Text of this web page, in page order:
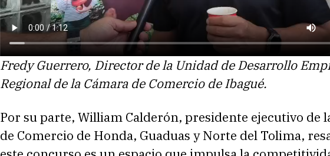
Fredy Guerrero, Director de la Unidad de Desarrollo
Regional de la Cámara de Comercio de Ibagué.
Por su parte, William Calderón, presidente ejecutivo de
de Comercio de Honda, Guaduas y Norte del Tolima,